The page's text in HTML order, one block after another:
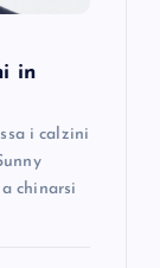
in
i calzini
chinarsi